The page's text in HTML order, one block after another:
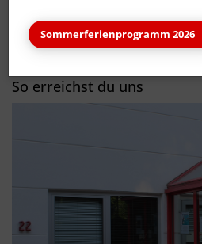
weiter.
So erreichst du uns
Sommerferienprogramm 2026